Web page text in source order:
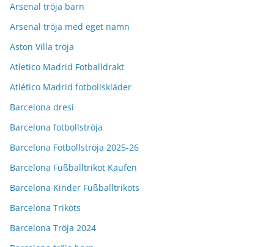
Arsenal tröja barn
Arsenal tröja med eget namn
Aston Villa tröja
Atletico Madrid Fotballdrakt
Atlético Madrid fotbollskläder
Barcelona dresi
Barcelona fotbollströja
Barcelona Fotbollströja 2025-26
Barcelona Fußballtrikot Kaufen
Barcelona Kinder Fußballtrikots
Barcelona Trikots
Barcelona Tröja 2024